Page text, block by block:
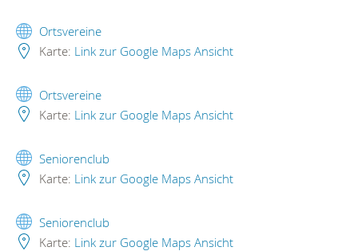
Ortsvereine
Karte: Link zur Google Maps Ansicht
Ortsvereine
Karte: Link zur Google Maps Ansicht
Seniorenclub
Karte: Link zur Google Maps Ansicht
Seniorenclub
Karte: Link zur Google Maps Ansicht